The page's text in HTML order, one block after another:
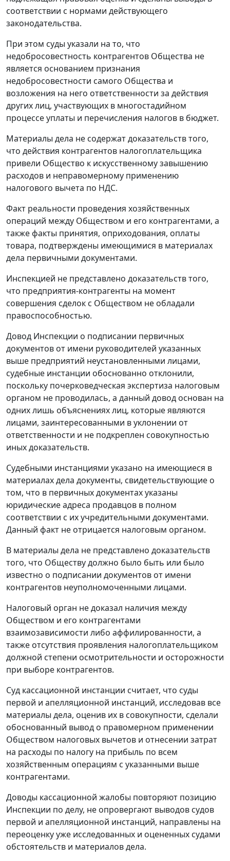
соответствии с нормами действующего
законодательства.
При этом суды указали на то, что
недобросовестность контрагентов Общества не
является основанием признания
недобросовестности самого Общества и
возложения на него ответственности за действия
других лиц, участвующих в многостадийном
процессе уплаты и перечисления налогов в бюджет.
Материалы дела не содержат доказательств того,
что действия контрагентов налогоплательщика
привели Общество к искусственному завышению
расходов и неправомерному применению
налогового вычета по НДС.
Факт реальности проведения хозяйственных
операций между Обществом и его контрагентами, а
также факты принятия, оприходования, оплаты
товара, подтверждены имеющимися в материалах
дела первичными документами.
Инспекцией не представлено доказательств того,
что предприятия-контрагенты на момент
совершения сделок с Обществом не обладали
правоспособностью.
Довод Инспекции о подписании первичных
документов от имени руководителей указанных
выше предприятий неустановленными лицами,
судебные инстанции обоснованно отклонили,
поскольку почерковедческая экспертиза налоговым
органом не проводилась, а данный довод основан на
одних лишь объяснениях лиц, которые являются
лицами, заинтересованными в уклонении от
ответственности и не подкреплен совокупностью
иных доказательств.
Судебными инстанциями указано на имеющиеся в
материалах дела документы, свидетельствующие о
том, что в первичных документах указаны
юридические адреса продавцов в полном
соответствии с их учредительными документами.
Данный факт не отрицается налоговым органом.
В материалы дела не представлено доказательств
того, что Обществу должно было быть или было
известно о подписании документов от имени
контрагентов неуполномоченными лицами.
Налоговый орган не доказал наличия между
Обществом и его контрагентами
взаимозависимости либо аффилированности, а
также отсутствия проявления налогоплательщиком
должной степени осмотрительности и осторожности
при выборе контрагентов.
Суд кассационной инстанции считает, что суды
первой и апелляционной инстанций, исследовав все
материалы дела, оценив их в совокупности, сделали
обоснованный вывод о правомерном применении
Обществом налоговых вычетов и отнесении затрат
на расходы по налогу на прибыль по всем
хозяйственным операциям с указанными выше
контрагентами.
Доводы кассационной жалобы повторяют позицию
Инспекции по делу, не опровергают выводов судов
первой и апелляционной инстанций, направлены на
переоценку уже исследованных и оцененных судами
обстоятельств и материалов дела.